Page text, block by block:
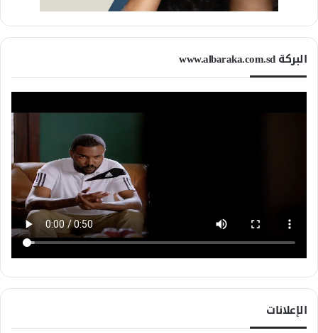
البركة www.albaraka.com.sd
الإعلانات